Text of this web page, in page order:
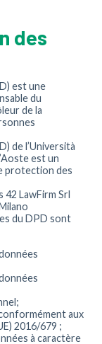
des
est une
du
de la
de l’Università
est un
protection des
LawFirm Srl
du DPD sont
aux
2016/679 ;
à caractère